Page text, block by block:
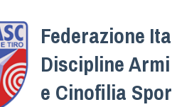
Federazione
Discipline
e Cinofilia